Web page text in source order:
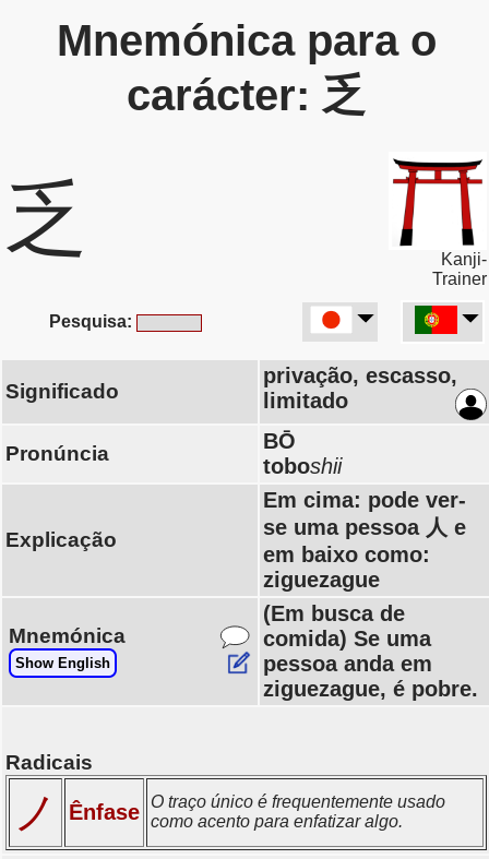
Mnemónica para o
carácter: 乏
乏
Kanji-
Trainer
Pesquisa:
Significado
privação, escasso,
limitado
Pronúncia
BŌ
toboshii
Explicação
Em cima: pode ver-
se uma pessoa 人 e
em baixo como:
ziguezague
Mnemónica
Show English
(Em busca de
comida) Se uma
pessoa anda em
ziguezague, é pobre.
Radicais
ノ Ênfase
O traço único é frequentemente usado
como acento para enfatizar algo.